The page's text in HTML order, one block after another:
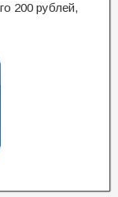
200 рублей,